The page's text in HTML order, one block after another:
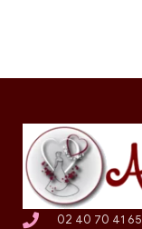
02 40 70 41 65